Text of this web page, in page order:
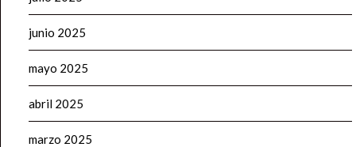
junio 2025
mayo 2025
abril 2025
marzo 2025